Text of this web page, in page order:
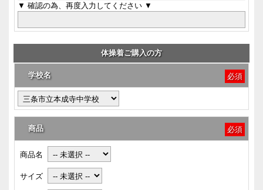
▼ 確認の為、再度入力してください ▼
体操着ご購入の方
学校名 必須
商品 必須
商品名
サイズ